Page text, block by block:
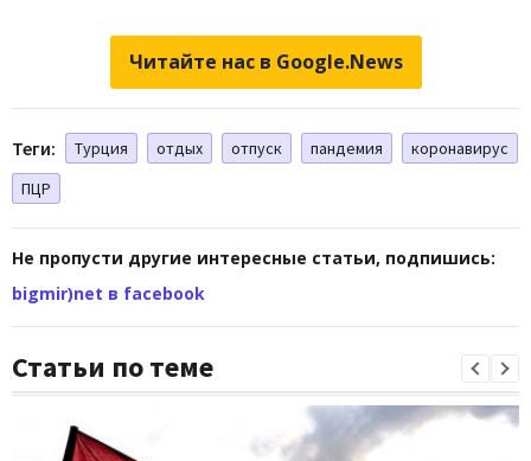
Читайте нас в Google.News
Теги: Турция отдых отпуск пандемия
коронавирус
ПЦР
Не пропусти другие интересные статьи, подпишись:
bigmir)net в facebook
Статьи по теме